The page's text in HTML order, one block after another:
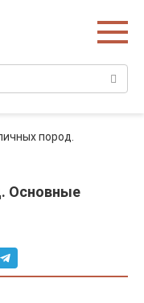
пород.
Основные